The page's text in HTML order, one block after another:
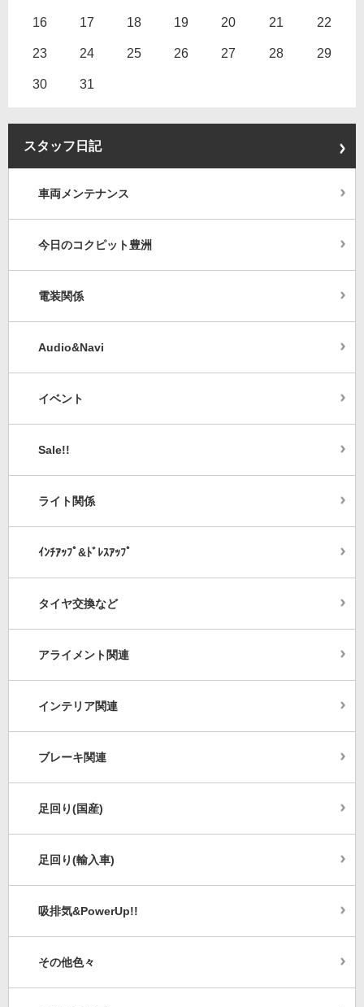
16 17 18 19 20 21 22
23 24 25 26 27 28 29
30 31
スタッフ日記
車両メンテナンス
今日のコクピット豊洲
電装関係
Audio&Navi
イベント
Sale!!
ライト関係
ｲﾝﾁｱｯﾌﾟ&ﾄﾞﾚｽｱｯﾌﾟ
タイヤ交換など
アライメント関連
インテリア関連
ブレーキ関連
足回り(国産)
足回り(輸入車)
吸排気&PowerUp!!
その他色々